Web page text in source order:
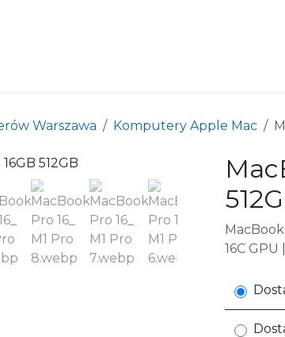
Warszawa Komputery Apple Mac
MacBook
16C GPU